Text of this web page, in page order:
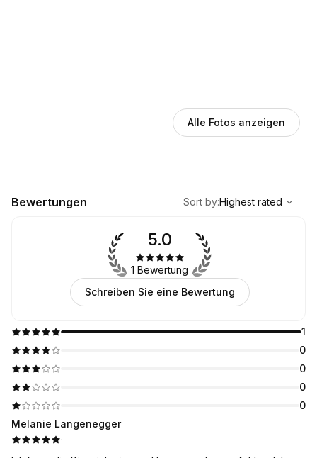
Alle Fotos anzeigen
Bewertungen
Highest rated
Sort by:Highest rated
1
0
0
0
0
5.0
1 Bewertung
Schreiben Sie eine Bewertung
Melanie Langenegger
·